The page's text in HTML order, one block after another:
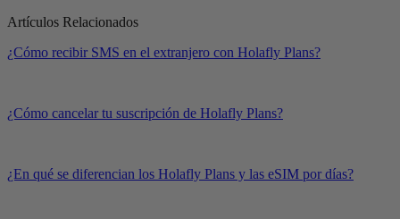
Artículos Relacionados
¿Cómo recibir SMS en el extranjero con Holafly Plans?
¿Cómo cancelar tu suscripción de Holafly Plans?
¿En qué se diferencian los Holafly Plans y las eSIM por días?